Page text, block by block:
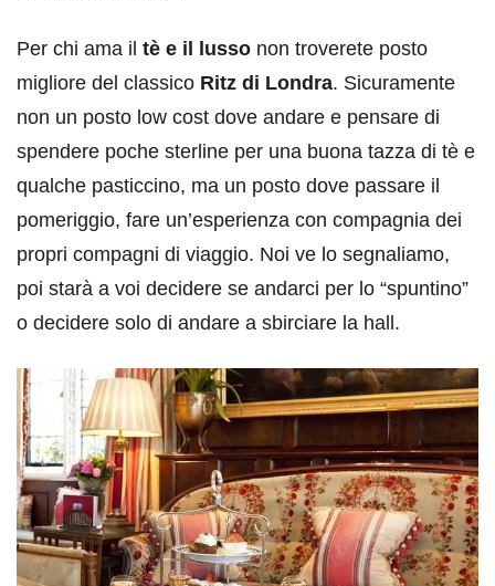
Per chi ama il tè e il lusso non troverete posto
migliore del classico Ritz di Londra. Sicuramente
non un posto low cost dove andare e pensare di
spendere poche sterline per una buona tazza di tè e
qualche pasticcino, ma un posto dove passare il
pomeriggio, fare un’esperienza con compagnia dei
propri compagni di viaggio. Noi ve lo segnaliamo,
poi starà a voi decidere se andarci per lo “spuntino”
o decidere solo di andare a sbirciare la hall.